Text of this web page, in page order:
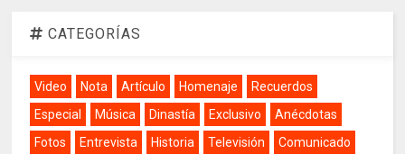
CATEGORÍAS
Video Nota Artículo Homenaje
Recuerdos
Especial
Música Dinastía Exclusivo
Anécdotas
Fotos
Entrevista Historia Televisión
Comunicado